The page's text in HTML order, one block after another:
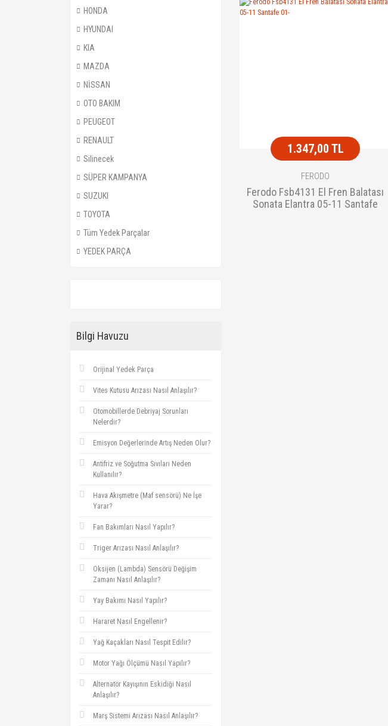
HONDA
HYUNDAI
KIA
MAZDA
NİSSAN
OTO BAKIM
PEUGEOT
RENAULT
Silinecek
SÜPER KAMPANYA
SUZUKI
TOYOTA
Tüm Yedek Parçalar
YEDEK PARÇA
Bilgi Havuzu
Orijinal Yedek Parça
Vites Kutusu Arızası Nasıl Anlaşılır?
Otomobillerde Debriyaj Sorunları
Nelerdir?
Emisyon Değerlerinde Artış Neden Olur?
Antifriz ve Soğutma Sıvıları Neden
Kullanılır?
Hava Akışmetre (Maf sensörü) Ne İşe
Yarar?
Fan Bakımları Nasıl Yapılır?
Triger Arızası Nasıl Anlaşılır?
Oksijen (Lambda) Sensörü Değişim
Zamanı Nasıl Anlaşılır?
Yay Bakımı Nasıl Yapılır?
Hararet Nasıl Engellenir?
Yağ Kaçakları Nasıl Tespit Edilir?
Motor Yağı Ölçümü Nasıl Yapılır?
Alternatör Kayışının Eskidiği Nasıl
Anlaşılır?
Marş Sistemi Arızası Nasıl Anlaşılır?
1.347,00 TL
FERODO
Ferodo Fsb4131 El Fren Balatası
Sonata Elantra 05-11 Santafe